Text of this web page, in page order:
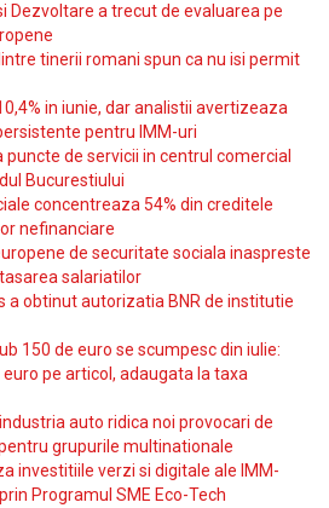
Dezvoltare a trecut de evaluarea pe
tinerii romani spun ca nu isi permit
in iunie, dar analistii avertizeaza
pentru IMM-uri
puncte de servicii in centrul comercial
Bucurestiului
concentreaza 54% din creditele
nefinanciare
de securitate sociala inaspreste
salariatilor
a obtinut autorizatia BNR de institutie
150 de euro se scumpesc din iulie:
pe articol, adaugata la taxa
auto ridica noi provocari de
grupurile multinationale
investitiile verzi si digitale ale IMM-
Programul SME Eco-Tech